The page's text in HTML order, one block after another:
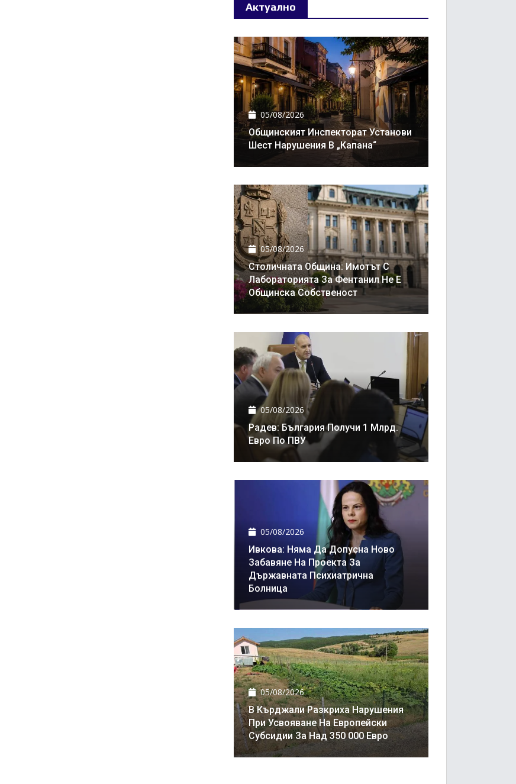
Актуално
05/08/2026
Общинският Инспекторат Установи
Шест Нарушения В „Капана“
05/08/2026
Столичната Община: Имотът С
Лабораторията За Фентанил Не Е
Общинска Собственост
05/08/2026
Радев: България Получи 1 Млрд.
Евро По ПВУ
05/08/2026
Ивкова: Няма Да Допусна Ново
Забавяне На Проекта За
Държавната Психиатрична
Болница
05/08/2026
В Кърджали Разкриха Нарушения
При Усвояване На Европейски
Субсидии За Над 350 000 Евро